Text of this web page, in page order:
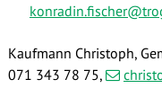
Kaufmann Christoph,
071 343 78 75,